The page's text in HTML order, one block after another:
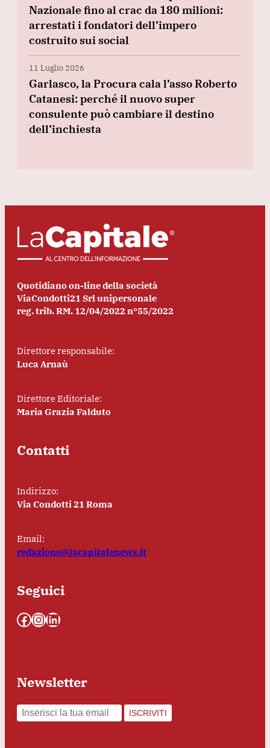
Nazionale fino al crac da 180 milioni:
arrestati i fondatori dell’impero
costruito sui social
11 Luglio 2026
Garlasco, la Procura cala l’asso Roberto
Catanesi: perché il nuovo super
consulente può cambiare il destino
dell’inchiesta
Quotidiano on-line della società
ViaCondotti21 Srl unipersonale
reg. trib. RM. 12/04/2022 n°55/2022
Direttore responsabile:
Luca Arnaù
Direttore Editoriale:
Maria Grazia Falduto
Contatti
Indirizzo:
Via Condotti 21 Roma
Email:
redazione@lacapitalenews.it
Seguici
Facebook InstagramLinkedIn
Newsletter
ISCRIVITI